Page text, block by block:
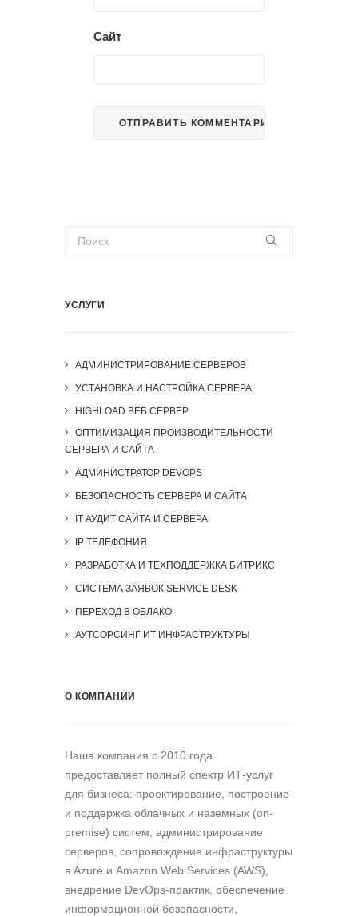
Сайт
УСЛУГИ
АДМИНИСТРИРОВАНИЕ СЕРВЕРОВ
УСТАНОВКА И НАСТРОЙКА СЕРВЕРА
HIGHLOAD ВЕБ СЕРВЕР
ОПТИМИЗАЦИЯ ПРОИЗВОДИТЕЛЬНОСТИ
СЕРВЕРА И САЙТА
АДМИНИСТРАТОР DEVOPS
БЕЗОПАСНОСТЬ СЕРВЕРА И САЙТА
IT АУДИТ САЙТА И СЕРВЕРА
IP ТЕЛЕФОНИЯ
РАЗРАБОТКА И ТЕХПОДДЕРЖКА БИТРИКС
СИСТЕМА ЗАЯВОК SERVICE DESK
ПЕРЕХОД В ОБЛАКО
АУТСОРСИНГ ИТ ИНФРАСТРУКТУРЫ
О КОМПАНИИ
Наша компания c 2010 года
предоставляет полный спектр ИТ-услуг
для бизнеса: проектирование, построение
и поддержка облачных и наземных (on-
premise) систем, администрирование
серверов, сопровождение инфраструктуры
в Azure и Amazon Web Services (AWS),
внедрение DevOps-практик, обеспечение
информационной безопасности,